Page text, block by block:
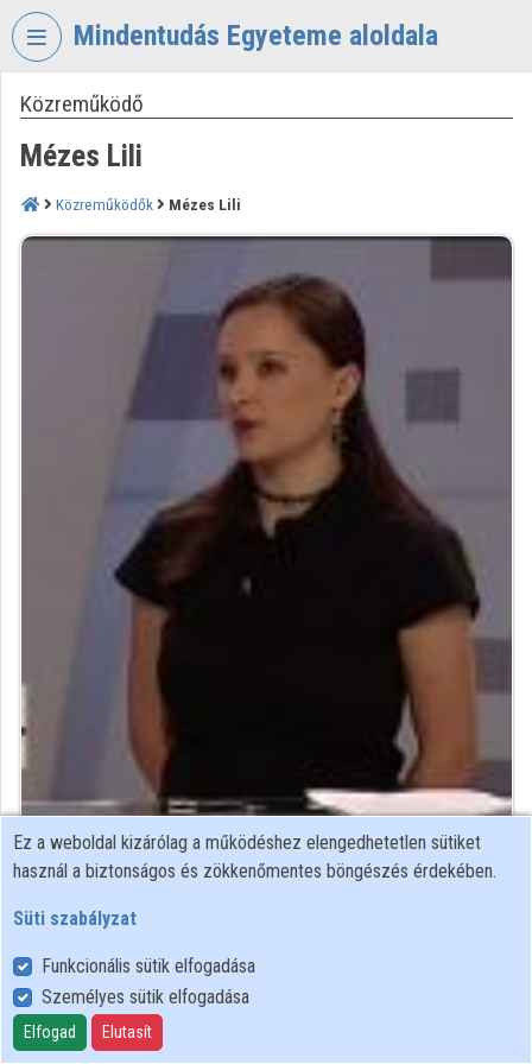
Fejléc kihagyása
Mindentudás Egyeteme aloldala
VIDEOTORIUM
MINDENTUDÁS
EGYETEME
Intézményi kezdőlap
Intézményi felfedezés
Intézmények
Közreműködők
Közreműködő
Mézes Lili
Közreműködők Mézes Lili
agrármérnök
Közreműködő felvételei
Névjegyek
Névjegy
Ez a weboldal kizárólag a működéshez elengedhetetlen sütiket
használ a biztonságos és zökkenőmentes böngészés érdekében.
Süti szabályzat
Funkcionális sütik elfogadása
Személyes sütik elfogadása
Elfogad Elutasít